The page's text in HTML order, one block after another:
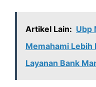
Artikel Lain: Ubp
Memahami Lebih
Layanan Bank